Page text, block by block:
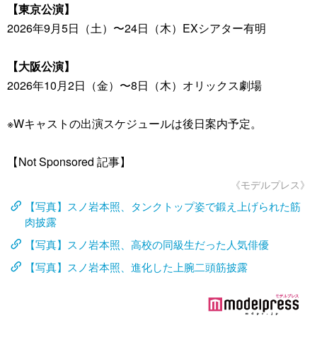
【東京公演】
2026年9月5日（土）〜24日（木）EXシアター有明
【大阪公演】
2026年10月2日（金）〜8日（木）オリックス劇場
※Wキャストの出演スケジュールは後日案内予定。
【Not Sponsored 記事】
《モデルプレス》
【写真】スノ岩本照、タンクトップ姿で鍛え上げられた筋
肉披露
【写真】スノ岩本照、高校の同級生だった人気俳優
【写真】スノ岩本照、進化した上腕二頭筋披露